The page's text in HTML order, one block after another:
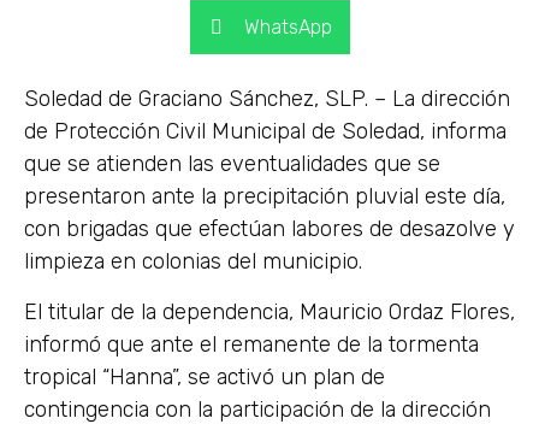
WhatsApp
Soledad de Graciano Sánchez, SLP. – La dirección
de Protección Civil Municipal de Soledad, informa
que se atienden las eventualidades que se
presentaron ante la precipitación pluvial este día,
con brigadas que efectúan labores de desazolve y
limpieza en colonias del municipio.
El titular de la dependencia, Mauricio Ordaz Flores,
informó que ante el remanente de la tormenta
tropical “Hanna”, se activó un plan de
contingencia con la participación de la dirección